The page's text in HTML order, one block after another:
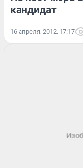
кандидат
16 апреля, 2012, 17:17